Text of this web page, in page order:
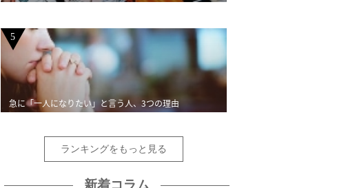
5
急に「一人になりたい」と言う人、3つの理由
ランキングをもっと見る
新着コラム